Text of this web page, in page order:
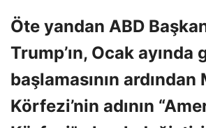
Öte yandan ABD
Trump’ın, Ocak ayında
başlamasının ardından
Körfezi’nin adının